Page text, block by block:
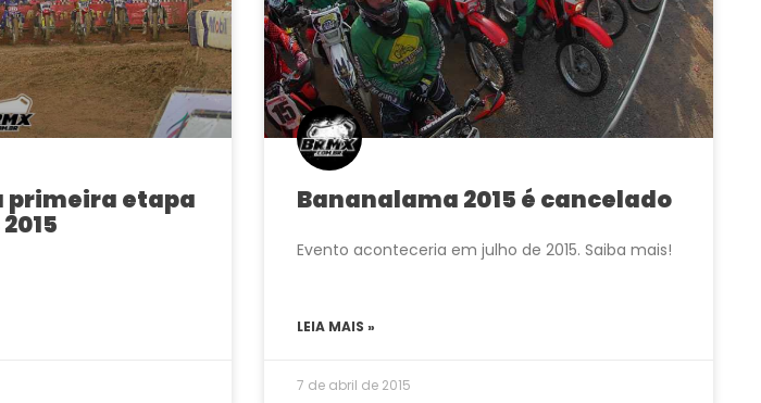
primeira etapa Bananalama 2015 é cancelado
Evento aconteceria em julho de 2015. Saiba mais!
LEIA MAIS »
7 de abril de 2015